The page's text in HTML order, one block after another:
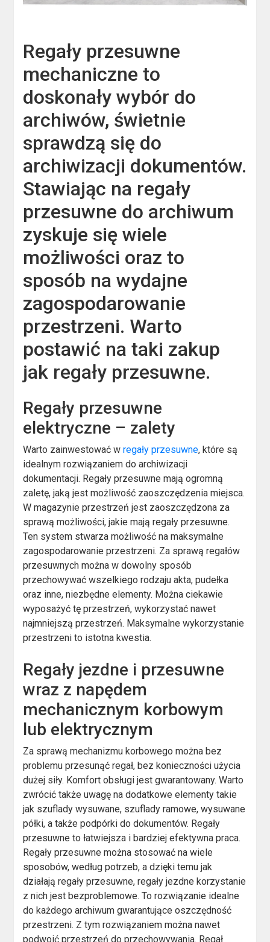
Regały przesuwne
mechaniczne to
doskonały wybór do
archiwów, świetnie
sprawdzą się do
archiwizacji dokumentów.
Stawiając na regały
przesuwne do archiwum
zyskuje się wiele
możliwości oraz to
sposób na wydajne
zagospodarowanie
przestrzeni. Warto
postawić na taki zakup
jak regały przesuwne.
Regały przesuwne
elektryczne – zalety
Warto zainwestować wregały przesuwne, które są
idealnym rozwiązaniem do archiwizacji
dokumentacji. Regały przesuwne mają ogromną
zaletę, jaką jest możliwość zaoszczędzenia miejsca.
W magazynie przestrzeń jest zaoszczędzona za
sprawą możliwości, jakie mają regały przesuwne.
Ten system stwarza możliwość na maksymalne
zagospodarowanie przestrzeni. Za sprawą regałów
przesuwnych można w dowolny sposób
przechowywać wszelkiego rodzaju akta, pudełka
oraz inne, niezbędne elementy. Można ciekawie
wyposażyć tę przestrzeń, wykorzystać nawet
najmniejszą przestrzeń. Maksymalne wykorzystanie
przestrzeni to istotna kwestia.
Regały jezdne i przesuwne
wraz z napędem
mechanicznym korbowym
lub elektrycznym
Za sprawą mechanizmu korbowego można bez
problemu przesunąć regał, bez konieczności użycia
dużej siły. Komfort obsługi jest gwarantowany. Warto
zwrócić także uwagę na dodatkowe elementy takie
jak szuflady wysuwane, szuflady ramowe, wysuwane
półki, a także podpórki do dokumentów. Regały
przesuwne to łatwiejsza i bardziej efektywna praca.
Regały przesuwne można stosować na wiele
sposobów, według potrzeb, a dzięki temu jak
działają regały przesuwne, regały jezdne korzystanie
z nich jest bezproblemowe. To rozwiązanie idealne
do każdego archiwum gwarantujące oszczędność
przestrzeni. Z tym rozwiązaniem można nawet
podwoić przestrzeń do przechowywania. Regał